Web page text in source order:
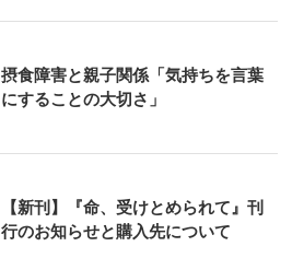
摂食障害と親子関係「気持ちを言葉
にすることの大切さ」
【新刊】『命、受けとめられて』刊
行のお知らせと購入先について